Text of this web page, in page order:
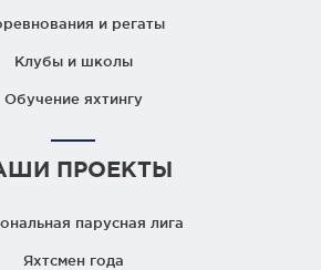
и регаты
Клубы и школы
Обучение яхтингу
ПРОЕКТЫ
парусная лига
Яхтсмен года